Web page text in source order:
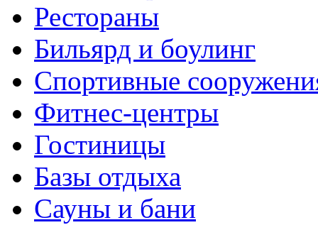
Рестораны
Бильярд и боулинг
Спортивные
Фитнес-центры
Гостиницы
Базы отдыха
Сауны и бани